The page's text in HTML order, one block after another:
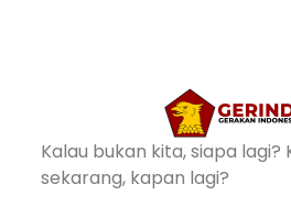
Kalau bukan kita, siapa lagi?
sekarang, kapan lagi?